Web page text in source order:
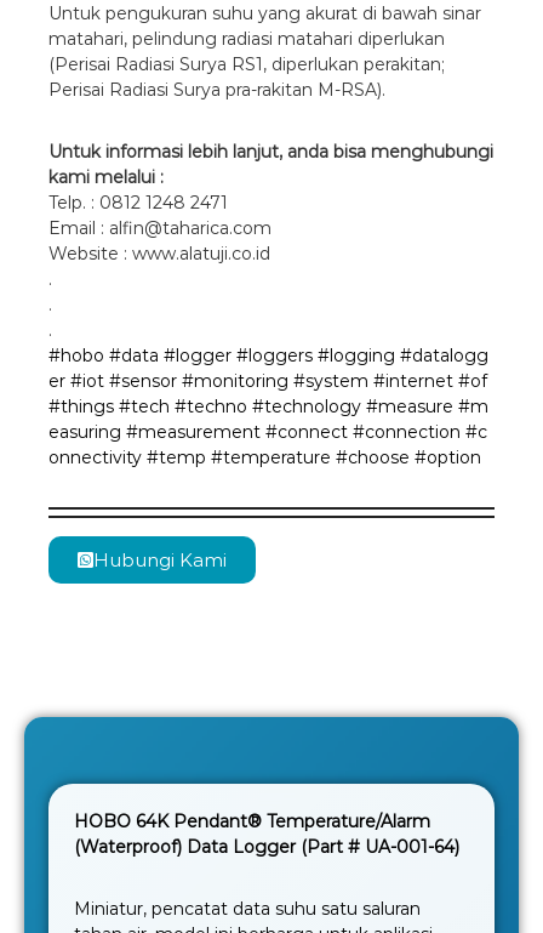
Untuk pengukuran suhu yang akurat di bawah sinar
matahari, pelindung radiasi matahari diperlukan
(Perisai Radiasi Surya RS1, diperlukan perakitan;
Perisai Radiasi Surya pra-rakitan M-RSA).
Untuk informasi lebih lanjut, anda bisa menghubungi
kami melalui :
Telp. : 0812 1248 2471
Email : alfin@taharica.com
Website : www.alatuji.co.id
.
.
.
#hobo #data #logger #loggers #logging #datalogg
er #iot #sensor #monitoring #system #internet #of
#things #tech #techno #technology #measure #m
easuring #measurement #connect #connection #c
onnectivity #temp #temperature #choose #option
Hubungi Kami
HOBO 64K Pendant® Temperature/Alarm
(Waterproof) Data Logger (Part # UA-001-64)
Miniatur, pencatat data suhu satu saluran